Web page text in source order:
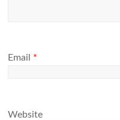
Email *
Website